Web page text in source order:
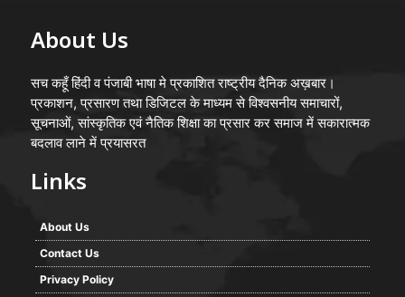
About Us
सच कहूँ हिंदी व पंजाबी भाषा मे प्रकाशित राष्ट्रीय दैनिक अख़बार।
प्रकाशन, प्रसारण तथा डिजिटल के माध्यम से विश्वसनीय समाचारों,
सूचनाओं, सांस्कृतिक एवं नैतिक शिक्षा का प्रसार कर समाज में सकारात्मक
बदलाव लाने में प्रयासरत
Links
About Us
Contact Us
Privacy Policy